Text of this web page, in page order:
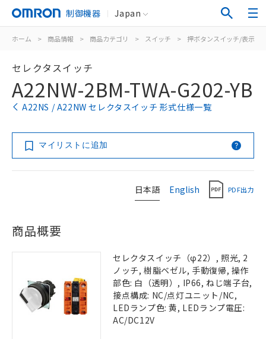
制御機器 Japan
ホーム > 商品情報 > 商品カテゴリ > スイッチ > 押ボタンスイッチ/表示灯
セレクタスイッチ
A22NW-2BM-TWA-G202-YB
A22NS / A22NW セレクタスイッチ 形式仕様一覧
マイリストに追加
日本語 English PDF出力
商品概要
セレクタスイッチ（φ22）, 照光, 2
ノッチ, 樹脂ベゼル, 手動復帰, 操作
部色: 白（透明）, IP66, ねじ端子台,
接点構成: NC/点灯ユニット/NC,
LEDランプ色: 黄, LEDランプ電圧:
AC/DC12V